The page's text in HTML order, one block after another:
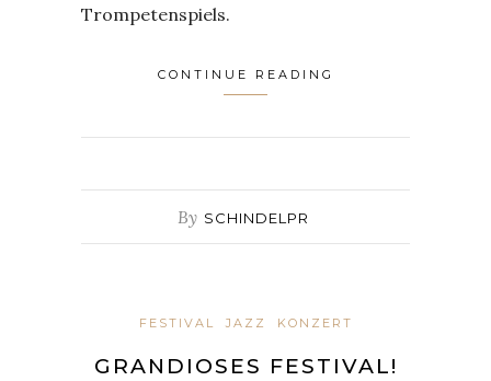
Trompetenspiels.
CONTINUE READING
By SCHINDELPR
FESTIVAL JAZZ KONZERT
GRANDIOSES FESTIVAL!